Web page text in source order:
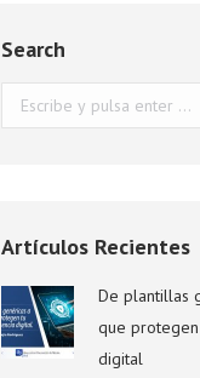
Search
Buscar:
Artículos Recientes
De plantillas
que
digital